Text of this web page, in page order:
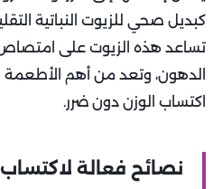
كبديل صحي للزيوت النباتية
تساعد هذه الزيوت على امتصاص
الدهون، وتعد من أهم الأطعمة
اكتساب الوزن دون ضرر.
نصائح فعالة